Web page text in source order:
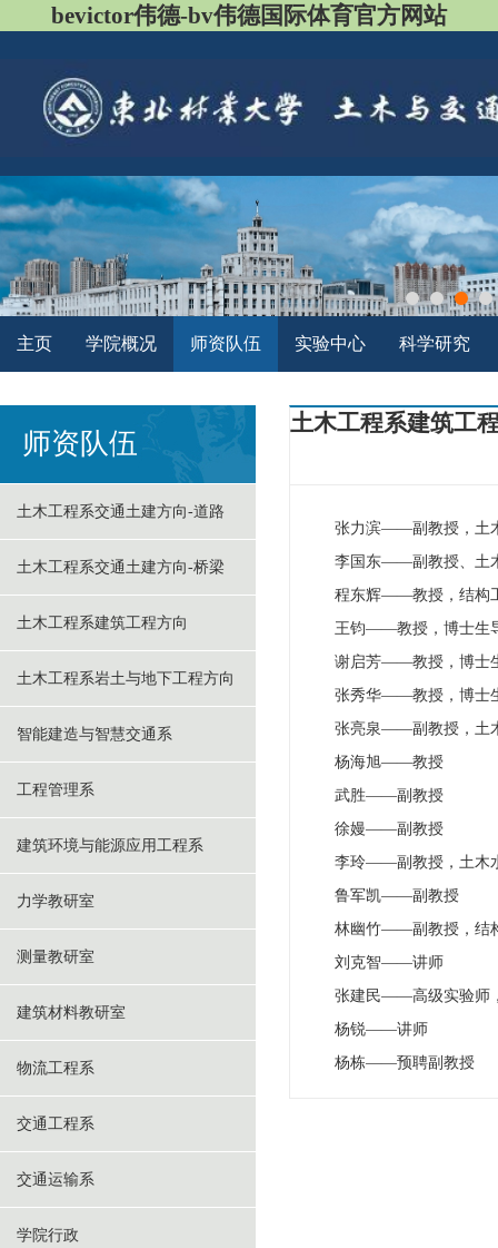
bevictor伟德-bv伟德国际体育官方网站
主页 学院概况 师资队伍 实验中心 科学研究
师资队伍
土木工程系交通土建方向-道路
土木工程系交通土建方向-桥梁
土木工程系建筑工程方向
土木工程系岩土与地下工程方向
智能建造与智慧交通系
工程管理系
建筑环境与能源应用工程系
力学教研室
测量教研室
建筑材料教研室
物流工程系
交通工程系
交通运输系
学院行政
土木工程系建筑工
张力滨——副教授，土
李国东——副教授、土
程东辉——教授，结构
王钧——教授，博士生
谢启芳——教授，博士
张秀华——教授，博士
张亮泉——副教授，土
杨海旭——教授
武胜——副教授
徐嫚——副教授
李玲——副教授，土木
鲁军凯——副教授
林幽竹——副教授，结
刘克智——讲师
张建民——高级实验师
杨锐——讲师
杨栋——预聘副教授